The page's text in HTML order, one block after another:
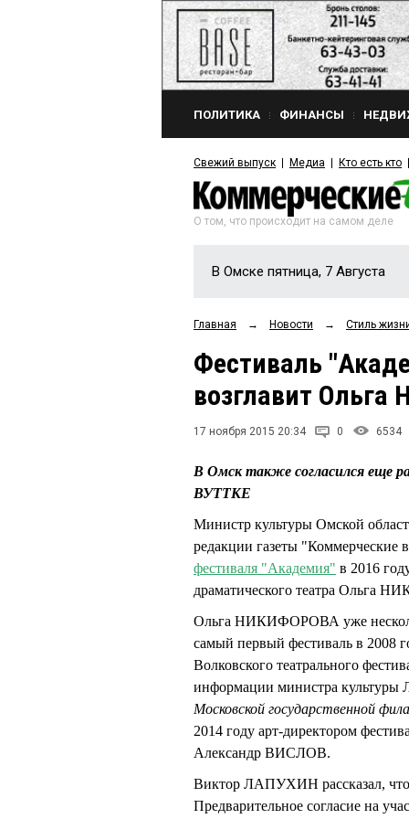
ПОЛИТИКА ФИНАНСЫ
Свежий выпуск Медиа Кто есть кто
О том, что происходит на самом деле
В Омске пятница, 7 Августа
Главная → Новости → Стиль
Фестиваль
возглавит
17 ноября 2015 20:34 0 6534
В Омск также согласился еще
ВУТТКЕ
Министр культуры Омской
редакции газеты "Коммерческие
фестиваля "Академия" в 2016
драматического театра Ольга
Ольга НИКИФОРОВА уже
самый первый фестиваль в 2008
Волковского театрального
информации министра
Московской государственной
2014 году арт-директором
Александр ВИСЛОВ.
Виктор ЛАПУХИН рассказал,
Предварительное согласие на